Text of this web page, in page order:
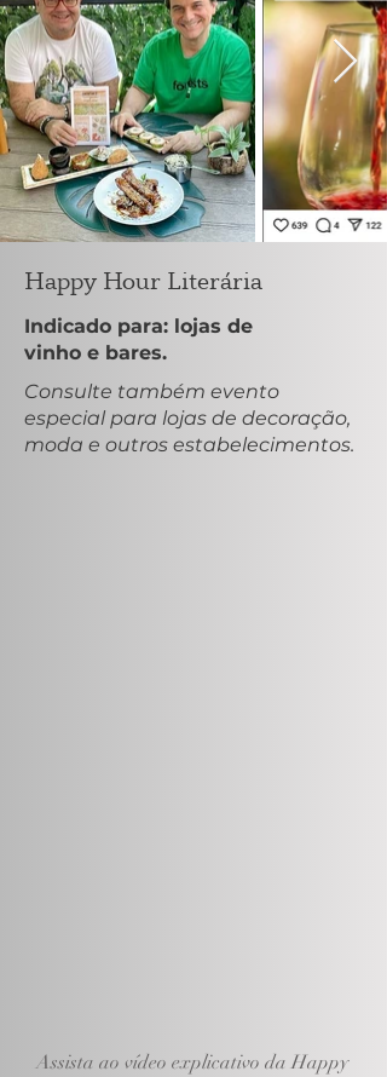
Happy Hour Literária
Indicado para: lojas de
vinho e bares.
Consulte também evento
especial para lojas de decoração,
moda e outros estabelecimentos.
Assista ao vídeo explicativo da Happy